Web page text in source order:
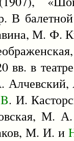
В
М. Ф.
вв. в
B. И.
М.
М. И. и